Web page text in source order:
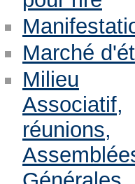
Marché
Milieu
Associatif,
réunions,